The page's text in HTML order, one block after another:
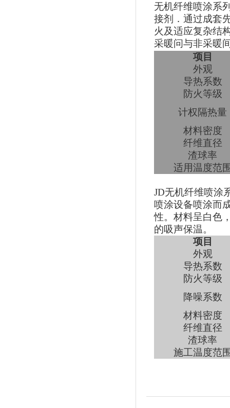
无机纤维喷涂系
接剂．通过成套
火及适应复杂结
采暖问与非采暖
项目
外观
导热系数
防火等级
计权隔热量
材料密度
纤维直径
渣球率
适用温度范
JD无机纤维喷涂
喷涂设备喷涂而
性。材料呈白色
的吸声保温。
项目
外观
导热系数
防火等级
降噪系数
材料密度
纤维直径
渣球率
施工温度范